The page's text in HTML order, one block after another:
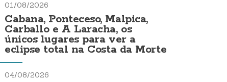
01/08/2026
Cabana, Ponteceso, Malpica,
Carballo e A Laracha, os
únicos lugares para ver a
eclipse total na Costa da Morte
04/08/2026